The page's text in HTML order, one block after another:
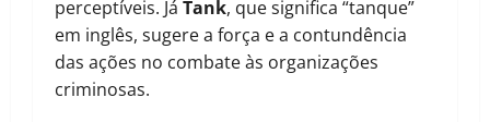
perceptíveis. Já Tank, que significa “tanque”
em inglês, sugere a força e a contundência
das ações no combate às organizações
criminosas.